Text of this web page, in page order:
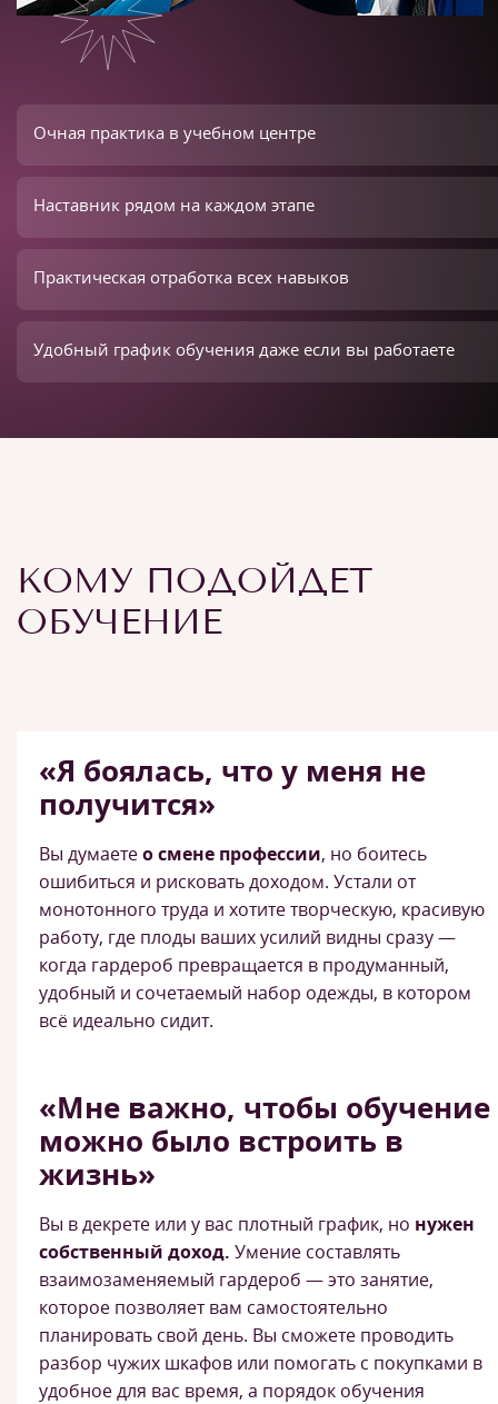
Очная практика в учебном центре
Наставник рядом на каждом этапе
Практическая отработка всех навыков
Удобный график обучения даже если вы работаете
КОМУ ПОДОЙДЕТ
ОБУЧЕНИЕ
«Я боялась, что у меня не
получится»
Вы думаетео смене профессии, но боитесь
ошибиться и рисковать доходом. Устали от
монотонного труда и хотите творческую, красивую
работу, где плоды ваших усилий видны сразу —
когда гардероб превращается в продуманный,
удобный и сочетаемый набор одежды, в котором
всё идеально сидит.
«Мне важно, чтобы обучение
можно было встроить в
жизнь»
Вы в декрете или у вас плотный график, но нужен
собственный доход. Умение составлять
взаимозаменяемый гардероб — это занятие,
которое позволяет вам самостоятельно
планировать свой день. Вы сможете проводить
разбор чужих шкафов или помогать с покупками в
удобное для вас время, а порядок обучения